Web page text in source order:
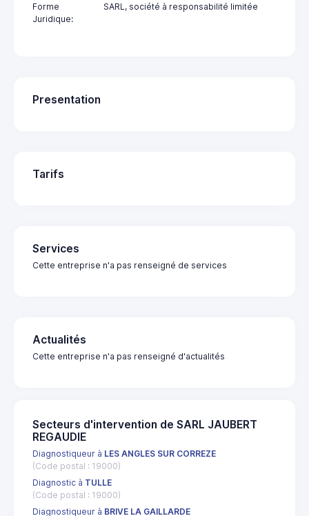
Forme
Juridique:
SARL, société à responsabilité limitée
Presentation
Tarifs
Services
Cette entreprise n'a pas renseigné de services
Actualités
Cette entreprise n'a pas renseigné d'actualités
Secteurs d'intervention de SARL JAUBERT
REGAUDIE
Diagnostiqueur à LES ANGLES SUR CORREZE
(Code postal : 19000)
Diagnostic à TULLE
(Code postal : 19000)
Diagnostiqueur à BRIVE LA GAILLARDE